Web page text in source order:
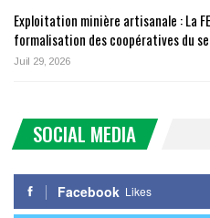
Exploitation minière artisanale : La
formalisation des coopératives du
Juil 29, 2026
SOCIAL MEDIA
Facebook Likes